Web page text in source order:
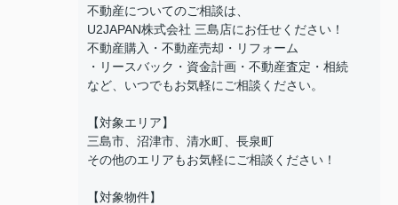
不動産についてのご相談は、
U2JAPAN株式会社 三島店にお任せください！
不動産購入・不動産売却・リフォーム
・リースバック・資金計画・不動産査定・相続
など、いつでもお気軽にご相談ください。
【対象エリア】
三島市、沼津市、清水町、長泉町
その他のエリアもお気軽にご相談ください！
【対象物件】